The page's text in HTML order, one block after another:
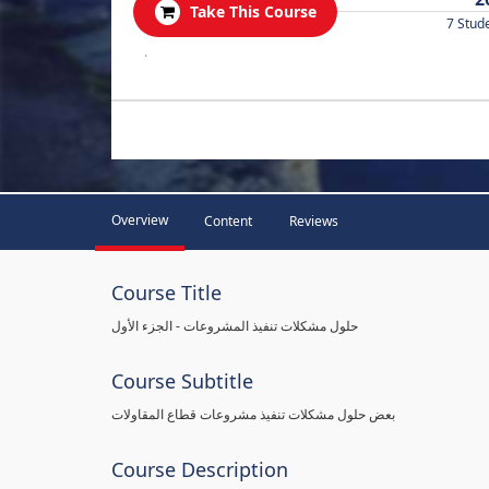
Take This Course
7
.
Overview Content Reviews
Course Title
حلول مشكلات تنفيذ المشروعات - الجزء الأول
Course Subtitle
بعض حلول مشكلات تنفيذ مشروعات قطاع المقاولات
Course Description